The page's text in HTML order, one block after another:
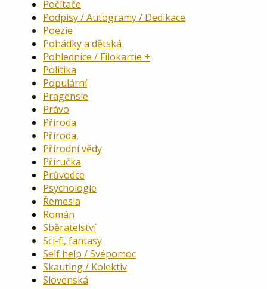
Počítače
Podpisy / Autogramy / Dedikace
Poezie
Pohádky a dětská
Pohlednice / Filokartie
Politika
Populární
Pragensie
Právo
Příroda
Příroda,
Přírodní vědy
Příručka
Průvodce
Psychologie
Řemesla
Román
Sběratelství
Sci-fi, fantasy
Self help / Svépomoc
Skauting / Kolektiv
Slovenská